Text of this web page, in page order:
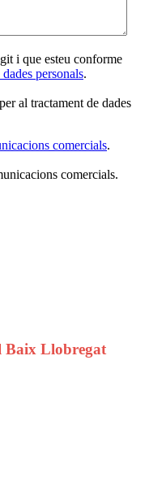
i que esteu conforme
personals.
al tractament de dades
comercials.
comercials.
Baix Llobregat